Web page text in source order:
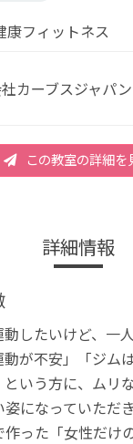
康フィットネス
カーブスジャパン
この教室の詳細を
詳細情報
したいけど、一
動が不安」「ジム
という方に、ムリ
になっていただき
った「女性だけ